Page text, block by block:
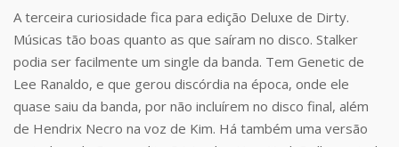
A terceira curiosidade fica para edição Deluxe de Dirty.
Músicas tão boas quanto as que saíram no disco. Stalker
podia ser facilmente um single da banda. Tem Genetic de
Lee Ranaldo, e que gerou discórdia na época, onde ele
quase saiu da banda, por não incluírem no disco final, além
de Hendrix Necro na voz de Kim. Há também uma versão